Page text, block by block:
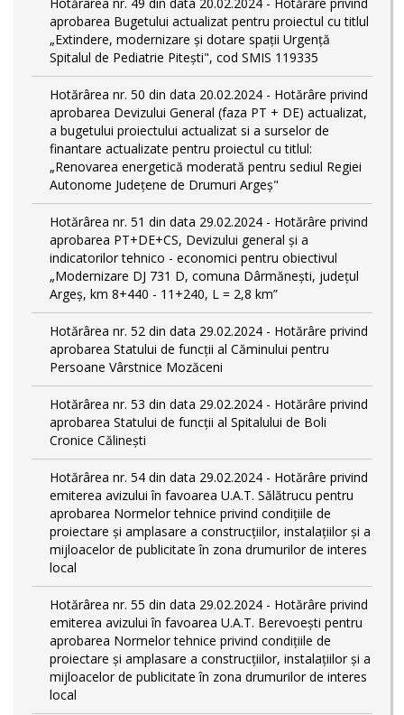
aprobarea Bugetului actualizat pentru proiectul cu titlul
„Extindere, modernizare și dotare spații Urgență
Spitalul de Pediatrie Pitești", cod SMIS 119335
Hotărârea nr. 50 din data 20.02.2024 - Hotărâre privind
aprobarea Devizului General (faza PT + DE) actualizat,
a bugetului proiectului actualizat si a surselor de
finantare actualizate pentru proiectul cu titlul:
„Renovarea energetică moderată pentru sediul Regiei
Autonome Județene de Drumuri Argeș"
Hotărârea nr. 51 din data 29.02.2024 - Hotărâre privind
aprobarea PT+DE+CS, Devizului general și a
indicatorilor tehnico - economici pentru obiectivul
„Modernizare DJ 731 D, comuna Dârmănești, județul
Argeș, km 8+440 - 11+240, L = 2,8 km”
Hotărârea nr. 52 din data 29.02.2024 - Hotărâre privind
aprobarea Statului de funcţii al Căminului pentru
Persoane Vârstnice Mozăceni
Hotărârea nr. 53 din data 29.02.2024 - Hotărâre privind
aprobarea Statului de funcții al Spitalului de Boli
Cronice Călinești
Hotărârea nr. 54 din data 29.02.2024 - Hotărâre privind
emiterea avizului în favoarea U.A.T. Sălătrucu pentru
aprobarea Normelor tehnice privind condiţiile de
proiectare şi amplasare a construcţiilor, instalaţiilor şi a
mijloacelor de publicitate în zona drumurilor de interes
local
Hotărârea nr. 55 din data 29.02.2024 - Hotărâre privind
emiterea avizului în favoarea U.A.T. Berevoești pentru
aprobarea Normelor tehnice privind condiţiile de
proiectare şi amplasare a construcţiilor, instalaţiilor şi a
mijloacelor de publicitate în zona drumurilor de interes
local